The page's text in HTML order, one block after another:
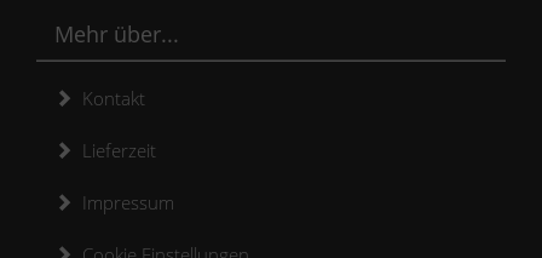
Mehr über...
Kontakt
Lieferzeit
Impressum